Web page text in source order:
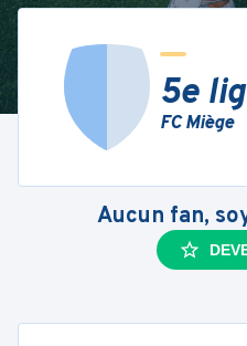
5e
FC Miège
Aucun fan,